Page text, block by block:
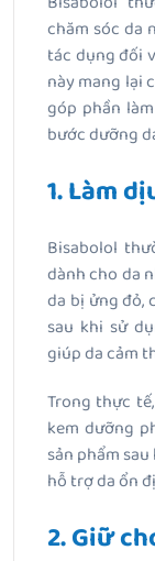
chăm sóc da
tác dụng đối
này mang lại
góp phần
bước dưỡng
1. Làm
Bisabolol
dành cho da
da bị ửng đỏ,
sau khi sử
giúp da cảm
Trong thực
kem dưỡng
sản phẩm
hỗ trợ da ổn
2. Giữ